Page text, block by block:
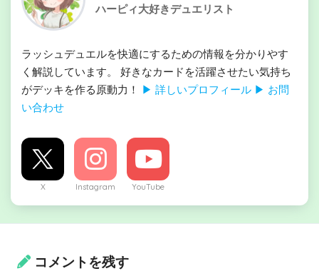
ハーピィ大好きデュエリスト
ラッシュデュエルを快適にするための情報を分かりやす
く解説しています。 好きなカードを活躍させたい気持ち
がデッキを作る原動力！
▶ 詳しいプロフィール ▶ お問
い合わせ
X Instagram YouTube
コメントを残す